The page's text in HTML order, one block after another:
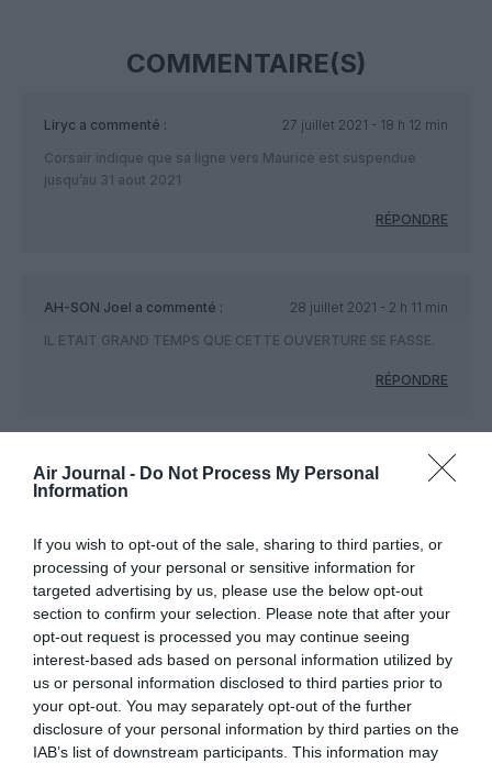
Air Journal - Do Not Process My Personal
Information
If you wish to opt-out of the sale, sharing to third parties, or
processing of your personal or sensitive information for
targeted advertising by us, please use the below opt-out
section to confirm your selection. Please note that after your
opt-out request is processed you may continue seeing
interest-based ads based on personal information utilized by
us or personal information disclosed to third parties prior to
your opt-out. You may separately opt-out of the further
disclosure of your personal information by third parties on the
IAB’s list of downstream participants. This information may
COMMENTAIRE(S)
Liryc a commenté :
27 juillet 2021 - 18 h 12 min
Corsair indique que sa ligne vers Maurice est suspendue
jusqu’au 31 aout 2021
RÉPONDRE
AH-SON Joel a commenté :
28 juillet 2021 - 2 h 11 min
IL ETAIT GRAND TEMPS QUE CETTE OUVERTURE SE FASSE.
RÉPONDRE
LAISSER UN COMMENTAIRE
FAIRE UN DON
Appel aux lecteurs !
Soutenez Air Journal participezà son
développement !